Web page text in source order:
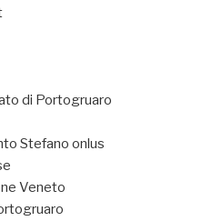
di Portogruaro
Stefano onlus
Veneto